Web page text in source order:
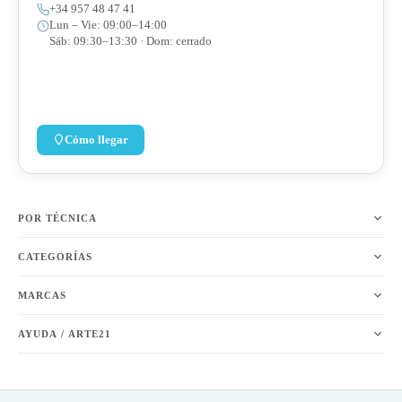
POR TÉCNICA
CATEGORÍAS
MARCAS
AYUDA / ARTE21
+34 957 48 47 41
Lun – Vie: 09:00–14:00
Sáb: 09:30–13:30 · Dom: cerrado
Cómo llegar